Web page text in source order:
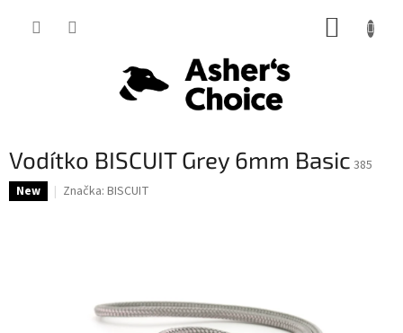
Vodítko BISCUIT Grey 6mm Basic 385
New Značka: BISCUIT